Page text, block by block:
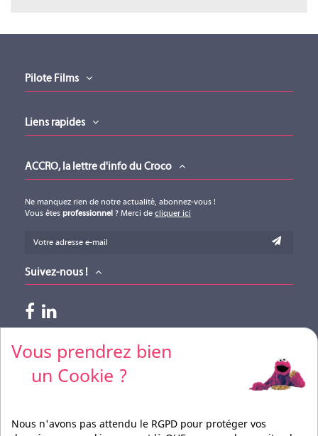
Slot C (Conversion)
Téléchargement (91.26KB)
DIRECTOUT
TECHNOLOGIES
TECHNOLOGIES
DIRECTOUT
TECHNOLOGIES
AN8.I
AN8.I AN8.IO
Pilote Films
Liens rapides
Vous prendrez bien
un Cookie ?
Nous n'avons pas attendu le RGPD pour protéger vos
ACCRO, la lettre d'info du Croco
Ne manquez rien de notre actualité, abonnez-vous !
Vous êtes professionnel ? Merci de cliquer ici
Suivez-nous !
Paiements acceptés
Pour vos règlements par CB, merci de nous contacter